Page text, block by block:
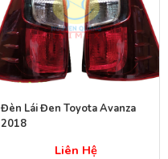
Đèn Lái Đen Toyota Avanza
2018
Liên Hệ